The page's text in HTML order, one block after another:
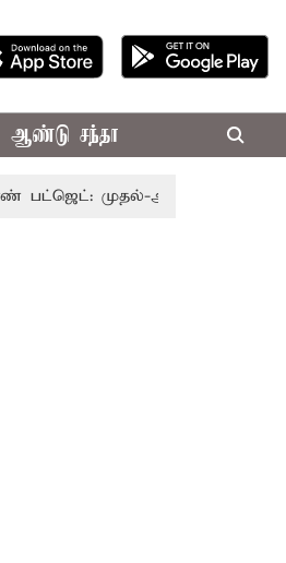
ஆண்டு சந்தா
முதல்-அமைச்சர் விஜய்